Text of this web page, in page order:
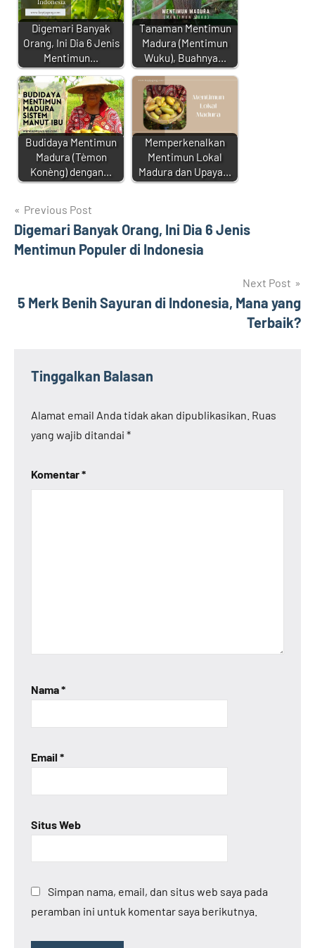
Digemari Banyak
Orang, Ini Dia 6 Jenis
Mentimun…
Tanaman Mentimun
Madura (Mentimun
Wuku), Buahnya…
Budidaya Mentimun
Madura (Tèmon
Konèng) dengan…
Memperkenalkan
Mentimun Lokal
Madura dan Upaya…
Navigasi
pos
Previous Post
Digemari Banyak Orang, Ini Dia 6 Jenis
Mentimun Populer di Indonesia
Next Post
5 Merk Benih Sayuran di Indonesia, Mana yang
Terbaik?
Tinggalkan Balasan
Alamat email Anda tidak akan dipublikasikan. Ruas
yang wajib ditandai *
Komentar*
Nama*
Email *
Situs Web
Simpan nama, email, dan situs web saya pada
peramban ini untuk komentar saya berikutnya.